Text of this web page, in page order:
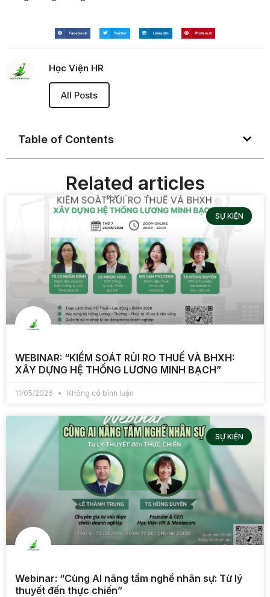
Facebook Twitter LinkedIn Pinterest
Học Viện HR
All Posts
Table of Contents
Related articles
SỰ KIỆN
WEBINAR: “KIỂM SOÁT RỦI RO THUẾ VÀ BHXH:
XÂY DỰNG HỆ THỐNG LƯƠNG MINH BẠCH”
11/05/2026 Không có bình luận
SỰ KIỆN
Webinar: “Cùng AI nâng tầm nghề nhân sự: Từ lý
thuyết đến thực chiến”